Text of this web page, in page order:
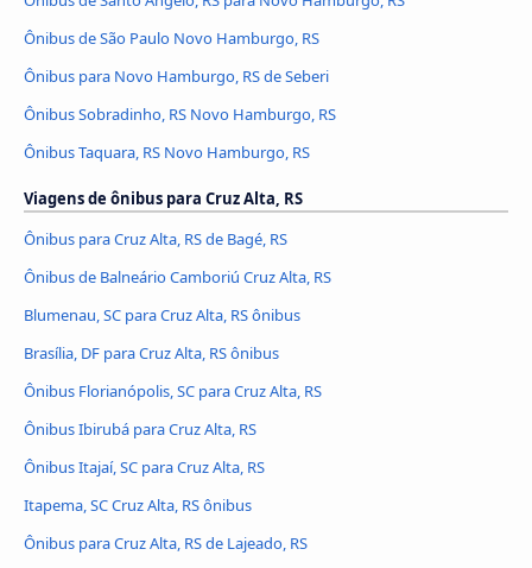
Ônibus de São Paulo Novo Hamburgo, RS
Ônibus para Novo Hamburgo, RS de Seberi
Ônibus Sobradinho, RS Novo Hamburgo, RS
Ônibus Taquara, RS Novo Hamburgo, RS
Viagens de ônibus para Cruz Alta, RS
Ônibus para Cruz Alta, RS de Bagé, RS
Ônibus de Balneário Camboriú Cruz Alta, RS
Blumenau, SC para Cruz Alta, RS ônibus
Brasília, DF para Cruz Alta, RS ônibus
Ônibus Florianópolis, SC para Cruz Alta, RS
Ônibus Ibirubá para Cruz Alta, RS
Ônibus Itajaí, SC para Cruz Alta, RS
Itapema, SC Cruz Alta, RS ônibus
Ônibus para Cruz Alta, RS de Lajeado, RS